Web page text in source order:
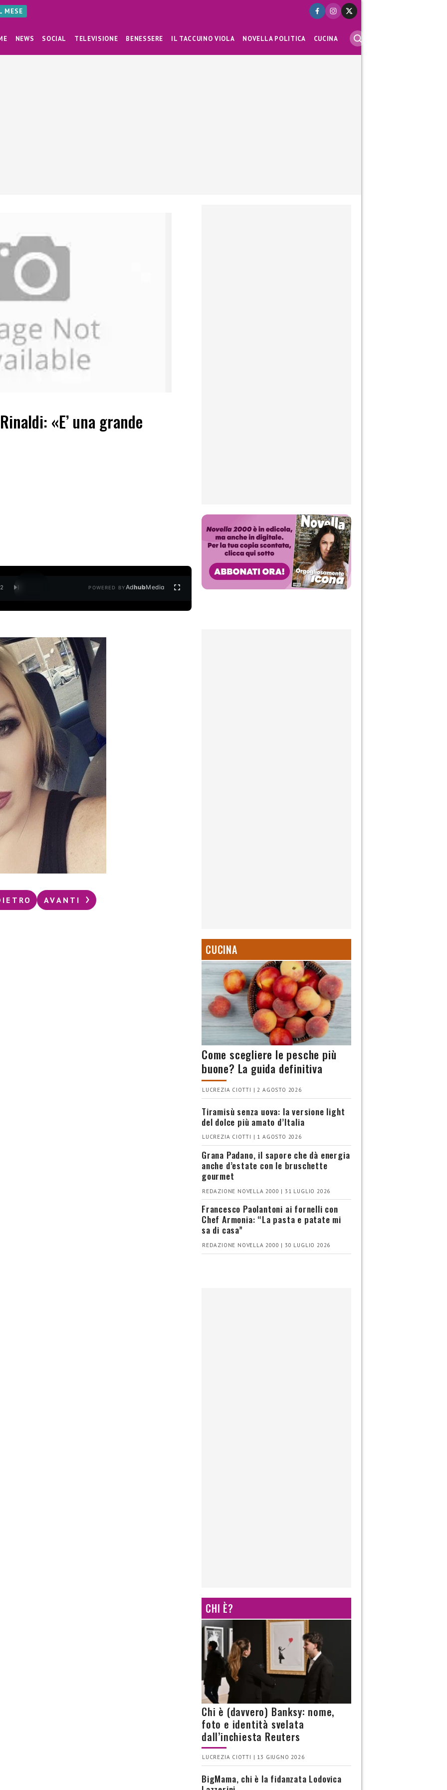
MESE
NEWS SOCIAL TELEVISIONE BENESSERE IL TACCUINO VIOLA NOVELLA POLITICA CUCINA
«E’ una grande
2 POWERED BYAdhubMedia
AVANTI
CUCINA
Come scegliere le pesche più
buone? La guida definitiva
LUCREZIA CIOTTI | 2 AGOSTO 2026
Tiramisù senza uova: la versione light
del dolce più amato d’Italia
LUCREZIA CIOTTI | 1 AGOSTO 2026
Grana Padano, il sapore che dà energia
anche d’estate con le bruschette
gourmet
REDAZIONE NOVELLA 2000 | 31 LUGLIO 2026
Francesco Paolantoni ai fornelli con
Chef Armonia: “La pasta e patate mi
sa di casa”
REDAZIONE NOVELLA 2000 | 30 LUGLIO 2026
CHI È?
Chi è (davvero) Banksy: nome,
foto e identità svelata
dall’inchiesta Reuters
LUCREZIA CIOTTI | 13 GIUGNO 2026
BigMama, chi è la fidanzata Lodovica